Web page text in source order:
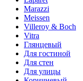
Marazzi
Meissen
Villeroy & Boch
Vitra
Глянцевый
Для гостиной
Для стен
Для улицы